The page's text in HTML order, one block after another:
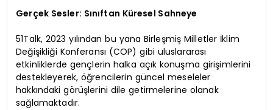
Gerçek Sesler: Sınıftan Küresel Sahneye
51Talk, 2023 yılından bu yana Birleşmiş Milletler İklim
Değişikliği Konferansı (COP) gibi uluslararası
etkinliklerde gençlerin halka açık konuşma girişimlerini
destekleyerek, öğrencilerin güncel meseleler
hakkındaki görüşlerini dile getirmelerine olanak
sağlamaktadır.